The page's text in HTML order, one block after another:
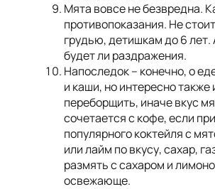
Мята вовсе не безвредна.
противопоказания. Не
грудью, детишкам до 6 лет.
будет ли раздражения.
Напоследок – конечно, о
и каши, но интересно также
переборщить, иначе вкус
сочетается с кофе, если
популярного коктейля с
или лайм по вкусу, сахар,
размять с сахаром и
освежающе.